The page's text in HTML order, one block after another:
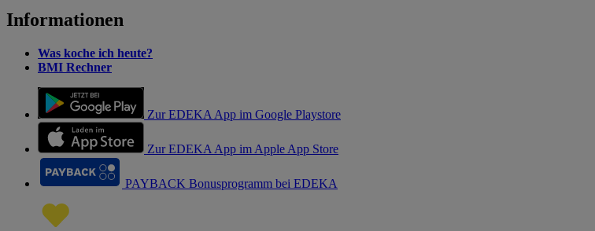
Informationen
Was koche ich heute?
BMI Rechner
Zur EDEKA App im Google Playstore
Zur EDEKA App im Apple App Store
PAYBACK Bonusprogramm bei EDEKA